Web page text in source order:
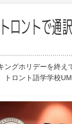
ロントで
ングホリデーを終え
ロント語学学校